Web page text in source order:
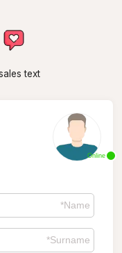
sales text.
Online